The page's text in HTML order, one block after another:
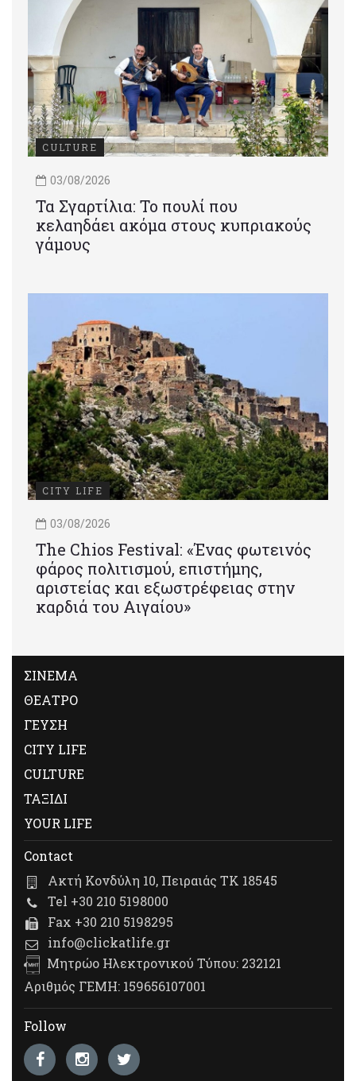
CULTURE
03/08/2026
Τα Σγαρτίλια: Το πουλί που
κελαηδάει ακόμα στους κυπριακούς
γάμους
CITY LIFE
03/08/2026
Τhe Chios Festival: «Ένας φωτεινός
φάρος πολιτισμού, επιστήμης,
αριστείας και εξωστρέφειας στην
καρδιά του Αιγαίου»
ΣΙΝΕΜΑ
ΘΕΑΤΡΟ
ΓΕΥΣΗ
CITY LIFE
CULTURE
ΤΑΞΙΔΙ
YOUR LIFE
Contact
Ακτή Κονδύλη 10, Πειραιάς ΤΚ 18545
Tel +30 210 5198000
Fax +30 210 5198295
info@clickatlife.gr
Μητρώο Ηλεκτρονικού Τύπου: 232121
Αριθμός ΓΕΜΗ: 159656107001
Follow